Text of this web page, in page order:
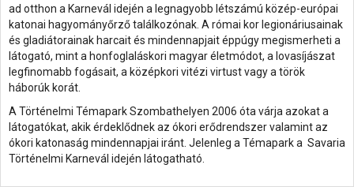
ad otthon a Karnevál idején a legnagyobb létszámú közép-európai
katonai hagyományőrző találkozónak. A római kor legionáriusainak
és gladiátorainak harcait és mindennapjait éppúgy megismerheti a
látogató, mint a honfoglaláskori magyar életmódot, a lovasíjászat
legfinomabb fogásait, a középkori vitézi virtust vagy a török
háborúk korát.
A Történelmi Témapark Szombathelyen 2006 óta várja azokat a
látogatókat, akik érdeklődnek az ókori erődrendszer valamint az
ókori katonaság mindennapjai iránt. Jelenleg a Témapark a Savaria
Történelmi Karnevál idején látogatható.